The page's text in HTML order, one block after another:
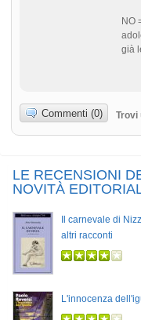
NO
già
Commenti (0) Trovi
LE RECENSIONI
NOVITÀ
Il carnevale di
altri racconti
L'innocenza